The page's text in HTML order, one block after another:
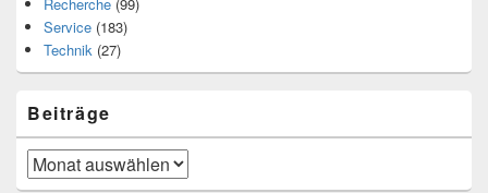
Service (183)
Technik (27)
Beiträge
Beiträge